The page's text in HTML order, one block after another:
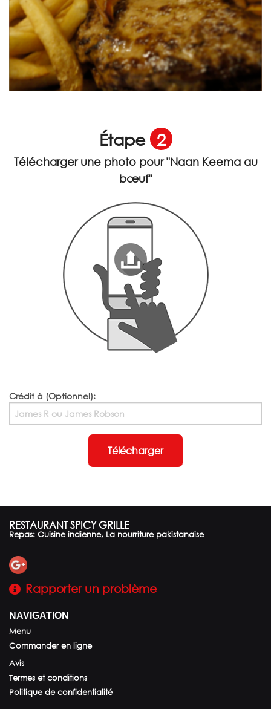
Étape 2
Télécharger une photo pour"Naan Keema au
bœuf"
Crédit à (Optionnel):
Télécharger
RESTAURANT SPICY GRILLE
Repas: Cuisine indienne, La nourriture pakistanaise
Rapporter un problème
NAVIGATION
Menu
Commander en ligne
Avis
Termes et conditions
Politique de confidentialité